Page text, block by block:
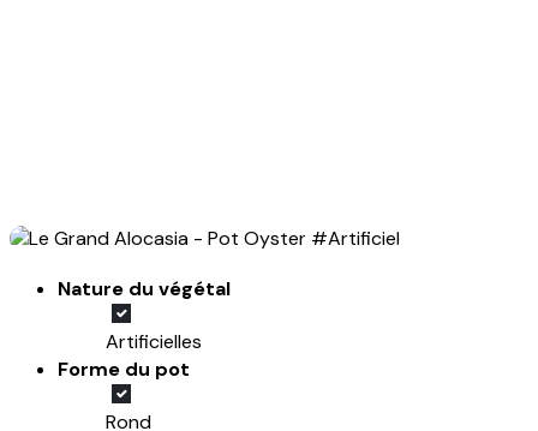
Nature du végétal
Artificielles
Forme du pot
Rond